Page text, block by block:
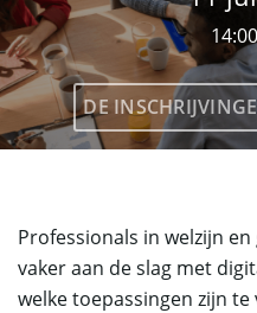
DE
Professionals in welzijn
vaker aan de slag met
welke toepassingen zijn te